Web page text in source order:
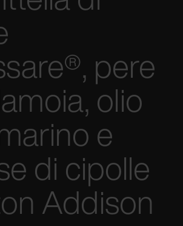
pere
olio
e
di cipolle
Addison